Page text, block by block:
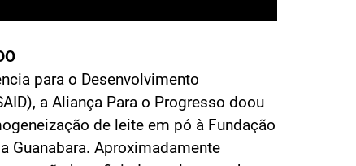
para o Desenvolvimento
a Aliança Para o Progresso doou
de leite em pó à Fundação
Guanabara. Aproximadamente